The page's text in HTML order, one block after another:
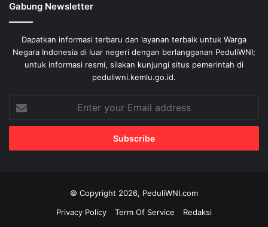
Gabung Newsletter
Dapatkan informasi terbaru dan layanan terbaik untuk Warga
Negara Indonesia di luar negeri dengan berlangganan PeduliWNI;
untuk informasi resmi, silakan kunjungi situs pemerintah di
peduliwni.kemlu.go.id.
your
Email
© Copyright 2026, PeduliWNI.com
Privacy Policy
Term Of Service
Redaksi